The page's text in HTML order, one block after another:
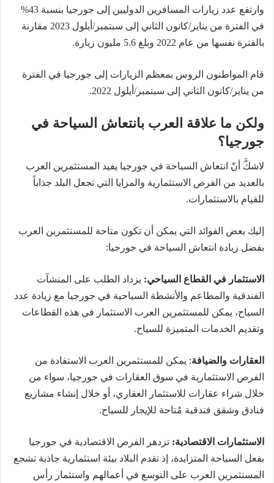
وارتفع عدد زيارات المسافرين الدوليين إلى جورجيا بنسبة 43%
في الفترة من يناير/كانون الثاني إلى سبتمبر/أيلول 2023 مقارنة
بالفترة نفسها من عام 2022 وبلغ 5.6 مليون زيارة.
قام المواطنون الروس بمعظم الزيارات إلى جورجيا في الفترة
من يناير/كانون الثاني إلى سبتمبر/أيلول 2022.
ولكن ما علاقة العرب بانتعاش السياحة في
جورجيا؟
لاشكَّ أنّ انتعاش السياحة في جورجيا يفيد المستثمرين العرب
بالعديد من الفرص الاستثمارية والمزايا التي تجعل البلد جذاباً
للقيام بالاستثمارات.
إليك بعض الفوائد التي يمكن أن تكون متاحة للمستثمرين العرب
بفضل زيادة انتعاش السياحة في جورجيا:
الاستثمار في القطاع السياحي: يزداد الطلب على المنشآت
الفندقية والمطاعم والأنشطة السياحية في جورجيا مع زيادة عدد
السياح، يمكن للمستثمرين العرب الاستثمار في هذه القطاعات
وتقديم الخدمات المتميزة للسياح.
العقارات والضيافة: يمكن للمستثمرين العرب الاستفادة من
الفرص الاستثمارية في سوق العقارات في جورجيا، سواء من
خلال شراء عقارات للاستثمار العقاري، أو خلال إنشاء مشاريع
فنادق وشقق فندقية مُتاحة للإيجار للسياح.
الاستثمارات الاقتصادية: تزدهر الفرص الاقتصادية في جورجيا
بفعل السياحة المتزايدة، إذ تقدم البلاد بيئة استثمارية جاذبة تشجع
المستثمرين العرب على التوسع في أعمالهم واستثمار رأس